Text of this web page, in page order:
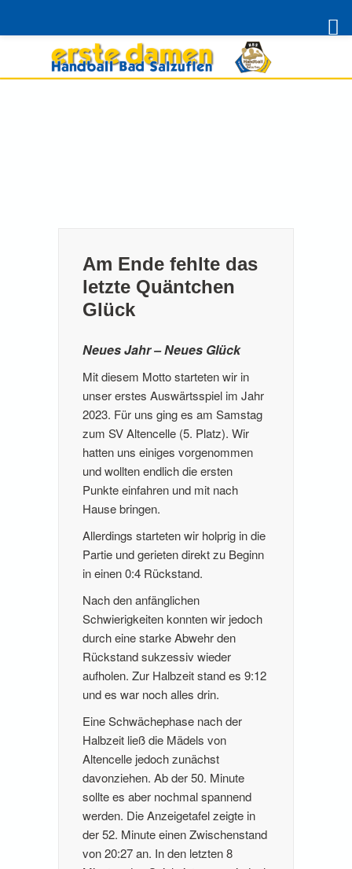
content
Am Ende fehlte das
letzte Quäntchen
Glück
Neues Jahr – Neues Glück
Mit diesem Motto starteten wir in
unser erstes Auswärtsspiel im Jahr
2023. Für uns ging es am Samstag
zum SV Altencelle (5. Platz). Wir
hatten uns einiges vorgenommen
und wollten endlich die ersten
Punkte einfahren und mit nach
Hause bringen.
Allerdings starteten wir holprig in die
Partie und gerieten direkt zu Beginn
in einen 0:4 Rückstand.
Nach den anfänglichen
Schwierigkeiten konnten wir jedoch
durch eine starke Abwehr den
Rückstand sukzessiv wieder
aufholen. Zur Halbzeit stand es 9:12
und es war noch alles drin.
Eine Schwächephase nach der
Halbzeit ließ die Mädels von
Altencelle jedoch zunächst
davonziehen. Ab der 50. Minute
sollte es aber nochmal spannend
werden. Die Anzeigetafel zeigte in
der 52. Minute einen Zwischenstand
von 20:27 an. In den letzten 8